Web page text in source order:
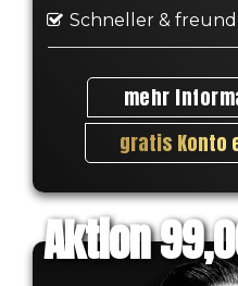
Schneller &
mehr
gratis Konto
Aktion